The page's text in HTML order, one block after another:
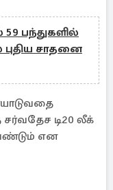
பந்துகளில்
புதிய சாதனை
சர்வதேச டி20 லீக்
என